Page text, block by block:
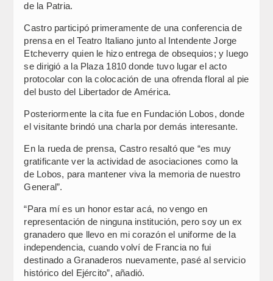
de la Patria.
Castro participó primeramente de una conferencia de
prensa en el Teatro Italiano junto al Intendente Jorge
Etcheverry quien le hizo entrega de obsequios; y luego
se dirigió a la Plaza 1810 donde tuvo lugar el acto
protocolar con la colocación de una ofrenda floral al pie
del busto del Libertador de América.
Posteriormente la cita fue en Fundación Lobos, donde
el visitante brindó una charla por demás interesante.
En la rueda de prensa, Castro resaltó que “es muy
gratificante ver la actividad de asociaciones como la
de Lobos, para mantener viva la memoria de nuestro
General”.
“Para mí es un honor estar acá, no vengo en
representación de ninguna institución, pero soy un ex
granadero que llevo en mi corazón el uniforme de la
independencia, cuando volví de Francia no fui
destinado a Granaderos nuevamente, pasé al servicio
histórico del Ejército”, añadió.